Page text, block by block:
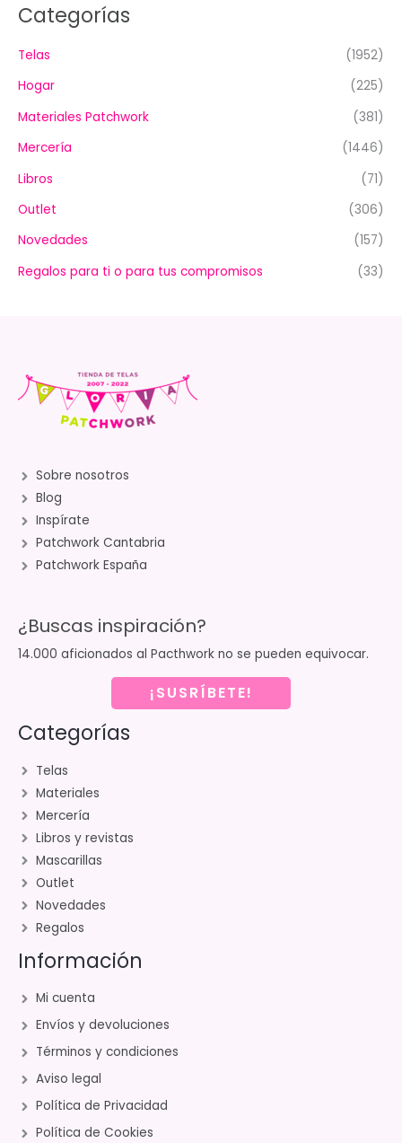
Categorías
Telas
(1952)
Hogar
(225)
Materiales Patchwork
(381)
Mercería
(1446)
Libros
(71)
Outlet
(306)
Novedades
(157)
Regalos para ti o para tus compromisos
(33)
Sobre nosotros
Blog
Inspírate
Patchwork Cantabria
Patchwork España
¿Buscas inspiración?
14.000 aficionados al Pacthwork no se pueden equivocar.
¡SUSRÍBETE!
Categorías
Telas
Materiales
Mercería
Libros y revistas
Mascarillas
Outlet
Novedades
Regalos
Información
Mi cuenta
Envíos y devoluciones
Términos y condiciones
Aviso legal
Política de Privacidad
Política de Cookies